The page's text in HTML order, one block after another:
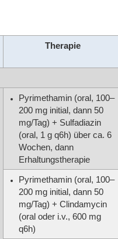
Therapie
Pyrimethamin (oral, 100–
200 mg initial, dann 50
mg/Tag) + Sulfadiazin
(oral, 1 g q6h) über ca. 6
Wochen, dann
Erhaltungstherapie
Pyrimethamin (oral, 100–
200 mg initial, dann 50
mg/Tag) + Clindamycin
(oral oder i.v., 600 mg
q6h)